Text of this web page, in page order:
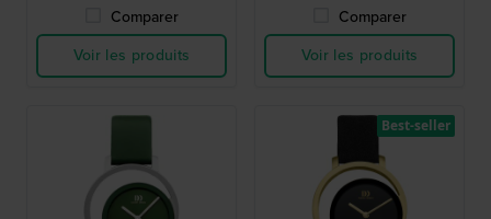
Comparer
Voir les produits
Comparer
Voir les produits
Best-seller